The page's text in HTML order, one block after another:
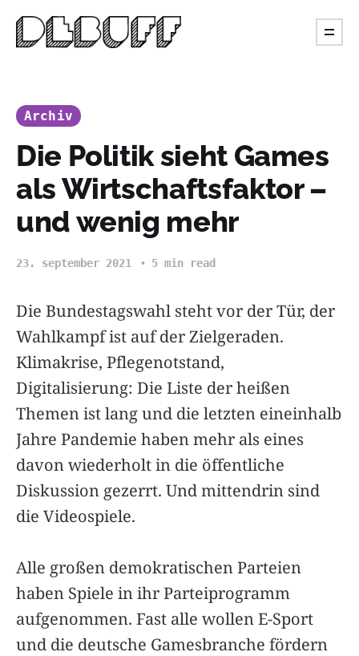
Archiv
Die Politik sieht Games
als Wirtschaftsfaktor –
und wenig mehr
23. september 2021 5 min read
Die Bundestagswahl steht vor der Tür, der
Wahlkampf ist auf der Zielgeraden.
Klimakrise, Pflegenotstand,
Digitalisierung: Die Liste der heißen
Themen ist lang und die letzten eineinhalb
Jahre Pandemie haben mehr als eines
davon wiederholt in die öffentliche
Diskussion gezerrt. Und mittendrin sind
die Videospiele.
Alle großen demokratischen Parteien
haben Spiele in ihr Parteiprogramm
aufgenommen. Fast alle wollen E-Sport
und die deutsche Gamesbranche fördern